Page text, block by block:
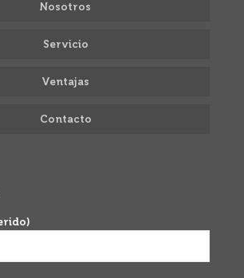
Nosotros
Servicio
Ventajas
Contacto